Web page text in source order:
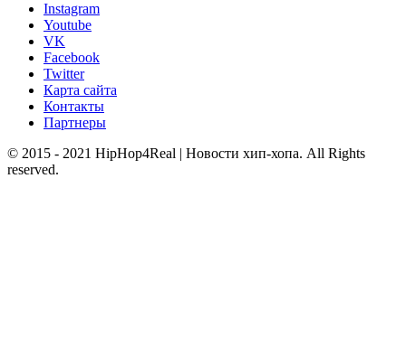
Instagram
Youtube
VK
Facebook
Twitter
Карта сайта
Контакты
Партнеры
© 2015 - 2021 HipHop4Real | Новости хип-хопа. All Rights
reserved.